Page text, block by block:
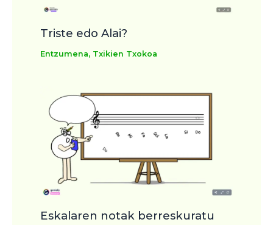
Triste edo Alai?
Entzumena, Txikien Txokoa
Eskalaren notak berreskuratu